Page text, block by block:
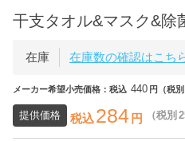
干支タオル&マスク&除
在庫 在庫数の確認はこち
メーカー希望小売価格：税込 440 円（税別
提供価格 税込284 円 （税別